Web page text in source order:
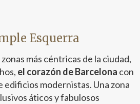
Esquerra
más céntricas de la ciudad,
el corazón de Barcelona con
edificios modernistas. Una zona
áticos y fabulosos